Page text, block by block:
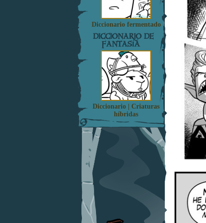
Diccionario fermentado
DICCIONARIO DE
FANTASÍA
Diccionario | Criaturas
híbridas